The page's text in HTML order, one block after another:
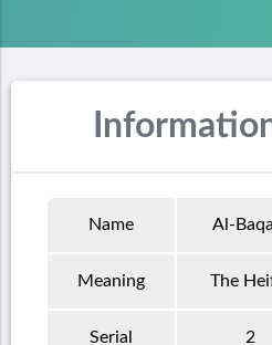
Name Al-
Meaning The
Serial 2